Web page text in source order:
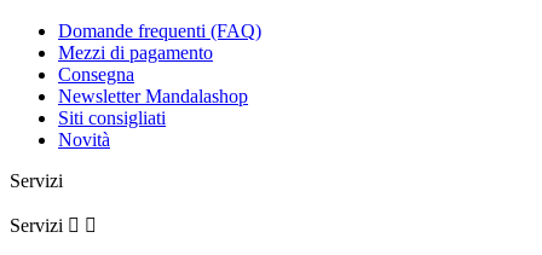
Domande frequenti (FAQ)
Mezzi di pagamento
Consegna
Newsletter Mandalashop
Siti consigliati
Novità
Servizi
Servizi  